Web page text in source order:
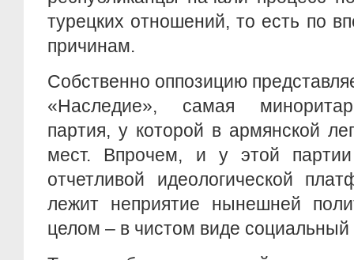
турецких отношений, то есть по
причинам.
Собственно оппозицию
«Наследие», самая
партия, у которой в армянской
мест. Впрочем, и у этой партии
отчетливой идеологической
лежит неприятие нынешней
целом – в чистом виде социальный